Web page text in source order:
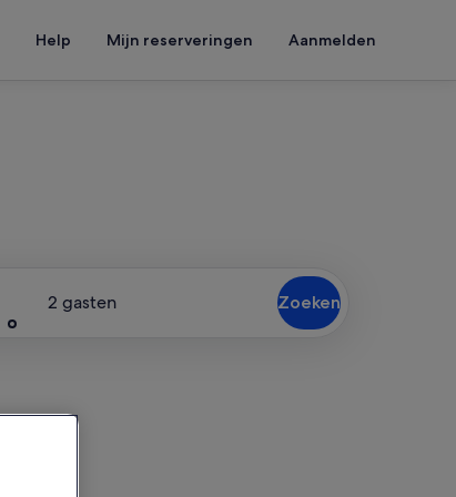
Help Mijn reserveringen Aanmelden
2 gasten Zoeken